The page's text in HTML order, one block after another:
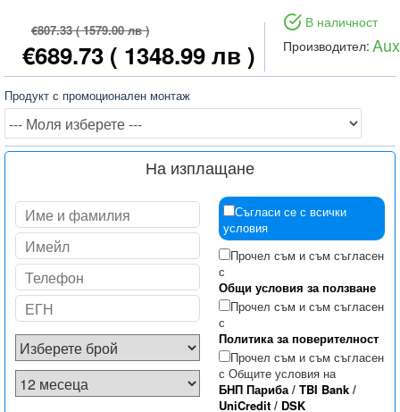
€807.33( 1579.00 лв )
€689.73 ( 1348.99 лв )
В наличност
Производител: Aux
Продукт с промоционален монтаж
На изплащане
Съгласи се с всички
условия
Прочел съм и съм съгласен
с
Общи условия за ползване
Прочел съм и съм съгласен
с
Политика за поверителност
Прочел съм и съм съгласен
с Общите условия на
БНП Париба/ TBI Bank/
UniCredit/ DSK